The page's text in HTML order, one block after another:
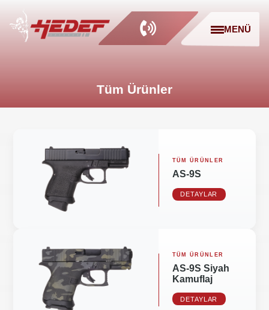
MENÜ
Tüm Ürünler
TÜM ÜRÜNLER
AS-9S
DETAYLAR
TÜM ÜRÜNLER
AS-9S Siyah
Kamuflaj
DETAYLAR